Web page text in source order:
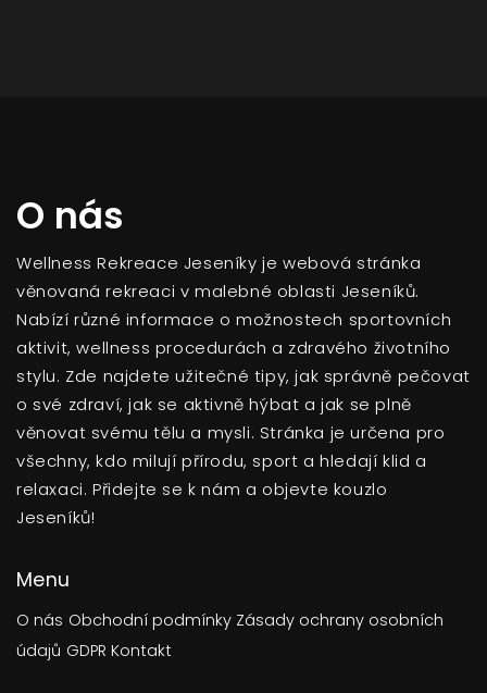
O nás
Wellness Rekreace Jeseníky je webová stránka
věnovaná rekreaci v malebné oblasti Jeseníků.
Nabízí různé informace o možnostech sportovních
aktivit, wellness procedurách a zdravého životního
stylu. Zde najdete užitečné tipy, jak správně pečovat
o své zdraví, jak se aktivně hýbat a jak se plně
věnovat svému tělu a mysli. Stránka je určena pro
všechny, kdo milují přírodu, sport a hledají klid a
relaxaci. Přidejte se k nám a objevte kouzlo
Jeseníků!
Menu
O nás Obchodní podmínky Zásady ochrany osobních
údajů GDPR Kontakt